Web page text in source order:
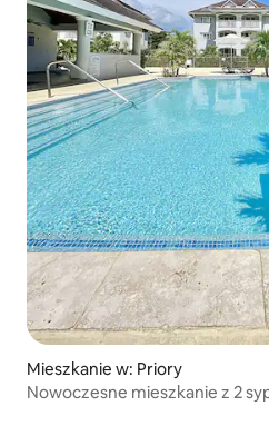
Mieszkanie w: Priory
Nowoczesne mieszkanie z 2